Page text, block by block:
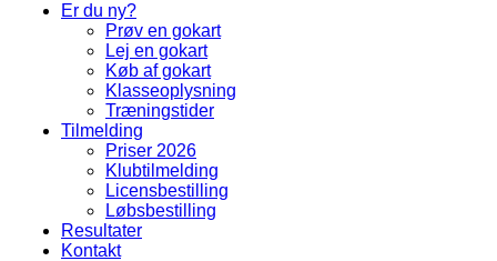
Er du ny?
Prøv en gokart
Lej en gokart
Køb af gokart
Klasseoplysning
Træningstider
Tilmelding
Priser 2026
Klubtilmelding
Licensbestilling
Løbsbestilling
Resultater
Kontakt